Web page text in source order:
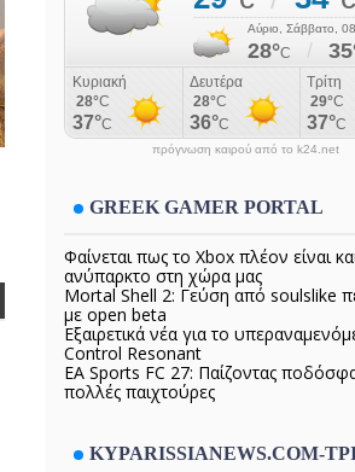
πρόγνωση καιρού από το k24.net
GREEK GAMER PORTAL
Φαίνεται πως το Xbox πλέον είναι
ανύπαρκτο στη χώρα μας
Mortal Shell 2: Γεύση από soulslike
με open beta
Εξαιρετικά νέα για το
Control Resonant
EA Sports FC 27: Παίζοντας
πολλές παιχτούρες
KYPARISSIANEWS.COM-